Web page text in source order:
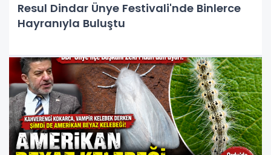
Resul Dindar Ünye Festivali'nde Binlerce
Hayranıyla Buluştu